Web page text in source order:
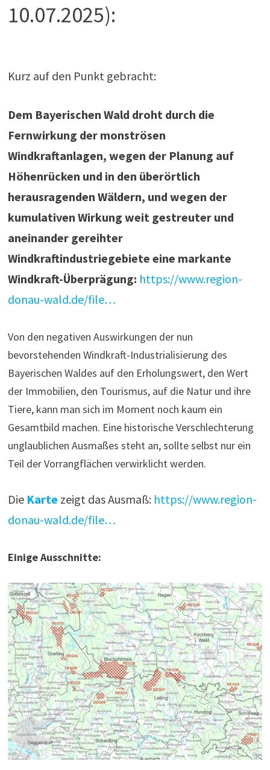
10.07.2025):
Kurz auf den Punkt gebracht:
Dem Bayerischen Wald droht durch die
Fernwirkung der monströsen
Windkraftanlagen, wegen der Planung auf
Höhenrücken und in den überörtlich
herausragenden Wäldern, und wegen der
kumulativen Wirkung weit gestreuter und
aneinander gereihter
Windkraftindustriegebiete eine markante
Windkraft-Überprägung: https://www.region-
donau-wald.de/file…
Von den negativen Auswirkungen der nun
bevorstehenden Windkraft-Industrialisierung des
Bayerischen Waldes auf den Erholungswert, den Wert
der Immobilien, den Tourismus, auf die Natur und ihre
Tiere, kann man sich im Moment noch kaum ein
Gesamtbild machen. Eine historische Verschlechterung
unglaublichen Ausmaßes steht an, sollte selbst nur ein
Teil der Vorrangflächen verwirklicht werden.
Die Karte zeigt das Ausmaß: https://www.region-
donau-wald.de/file…
Einige Ausschnitte: